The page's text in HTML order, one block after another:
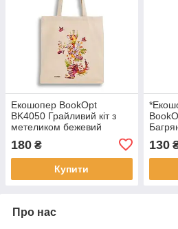
Екошопер BookOpt
BK4050 Грайливий кіт з
метеликом бежевий
180 ₴
Купити
130
Про нас